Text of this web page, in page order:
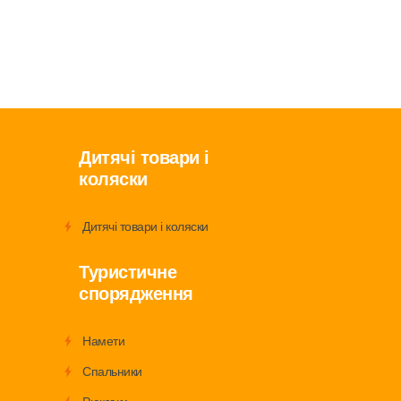
Дитячі товари і
коляски
Дитячі товари і коляски
Туристичне
спорядження
Намети
Спальники